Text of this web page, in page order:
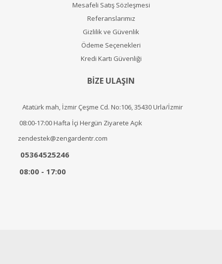
Mesafeli Satış Sözleşmesi
Referanslarımız
Gizlilik ve Güvenlik
Ödeme Seçenekleri
Kredi Kartı Güvenliği
BİZE ULAŞIN
Atatürk mah, İzmir Çeşme Cd. No:106, 35430 Urla/İzmir
08:00-17:00 Hafta İçi Hergün Ziyarete Açık
zendestek@zengardentr.com
05364525246
08:00 - 17:00